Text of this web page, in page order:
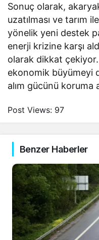
Sonuç olarak,
uzatılması ve tarım
yönelik yeni destek
enerji krizine karşı
olarak dikkat
ekonomik büyümeyi
alım gücünü koruma
Post Views: 97
Benzer Haberler